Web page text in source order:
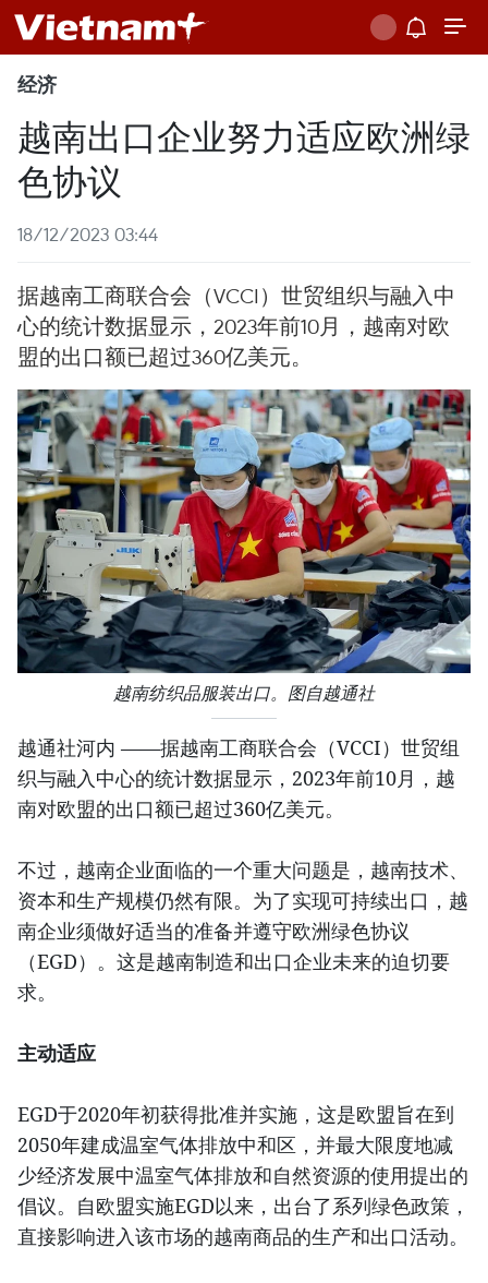
经济
越南出口企业努力适应欧洲绿
色协议
18/12/2023 03:44
据越南工商联合会（VCCI）世贸组织与融入中
心的统计数据显示，2023年前10月，越南对欧
盟的出口额已超过360亿美元。
越南纺织品服装出口。图自越通社
越通社河内 ——据越南工商联合会（VCCI）世贸组
织与融入中心的统计数据显示，2023年前10月，越
南对欧盟的出口额已超过360亿美元。
不过，越南企业面临的一个重大问题是，越南技术、
资本和生产规模仍然有限。为了实现可持续出口，越
南企业须做好适当的准备并遵守欧洲绿色协议
（EGD）。这是越南制造和出口企业未来的迫切要
求。
主动适应
EGD于2020年初获得批准并实施，这是欧盟旨在到
2050年建成温室气体排放中和区，并最大限度地减
少经济发展中温室气体排放和自然资源的使用提出的
倡议。自欧盟实施EGD以来，出台了系列绿色政策，
直接影响进入该市场的越南商品的生产和出口活动。